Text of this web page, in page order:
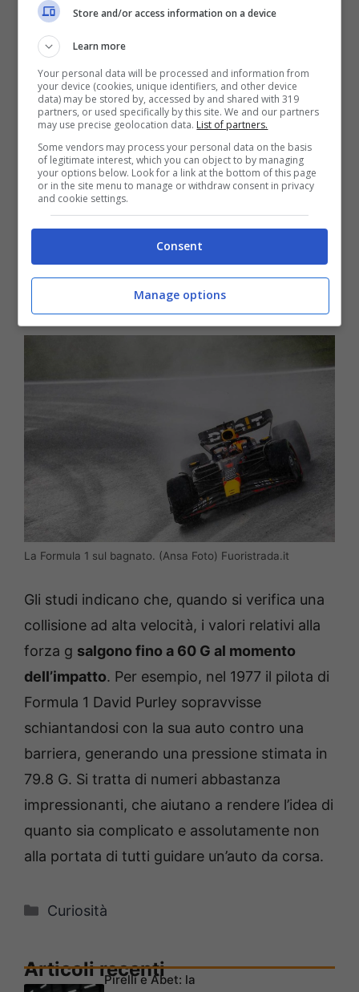
I dati riportati da GrixMe indicano i valori della
forza g a2,0 G in accelerazione, 5,0 G in
frenata e 6,0 G in curva. Per farsi un’idea, in
curva un pilota di Formula 1 subisce una
pressione pari a sei volte il proprio peso
corporeo. Si tratta di valori molto elevati, che
avvicinano decisamente le prestazioni e le
corsa a quelle di un pilota di un caccia
militare. In più, questi valori possono
aumentare notevolmente in caso d’incidente.
La Formula 1 sul bagnato. (Ansa Foto) Fuoristrada.it
Gli studi indicano che, quando si verifica una
collisione ad alta velocità, i valori relativi alla
forza g salgono fino a 60 G al momento
dell’impatto. Per esempio, nel 1977 il pilota di
Formula 1 David Purley sopravvisse
schiantandosi con la sua auto contro una
barriera, generando una pressione stimata in
79.8 G. Si tratta di numeri abbastanza
impressionanti, che aiutano a rendere l’idea di
quanto sia complicato e assolutamente non
alla portata di tutti guidare un’auto da corsa.
Categorie
Curiosità
Articoli recenti
Pirelli e Abet: la
Store and/or access information on a device
Learn more
Your personal data will be processed and information from
your device (cookies, unique identifiers, and other device
data) may be stored by, accessed by and shared with 319
partners, or used specifically by this site. We and our partners
may use precise geolocation data. List of partners.
Some vendors may process your personal data on the basis
of legitimate interest, which you can object to by managing
your options below. Look for a link at the bottom of this page
or in the site menu to manage or withdraw consent in privacy
and cookie settings.
Consent
Manage options